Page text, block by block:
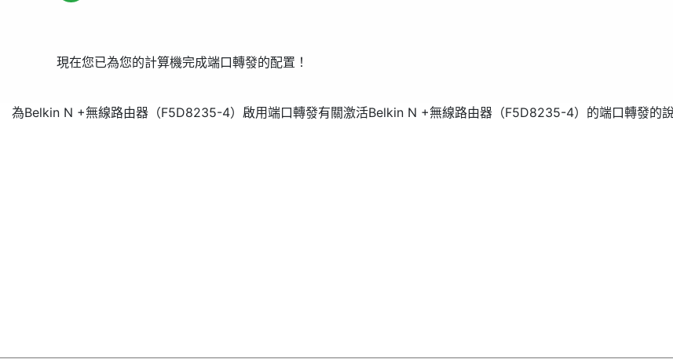
現在您已為您的計算機完成端口轉發的配置！
為Belkin N +無線路由器（F5D8235-4）啟用端口轉發有關激活Belkin N +無線路由器（F5D8235-4）的端口轉發的